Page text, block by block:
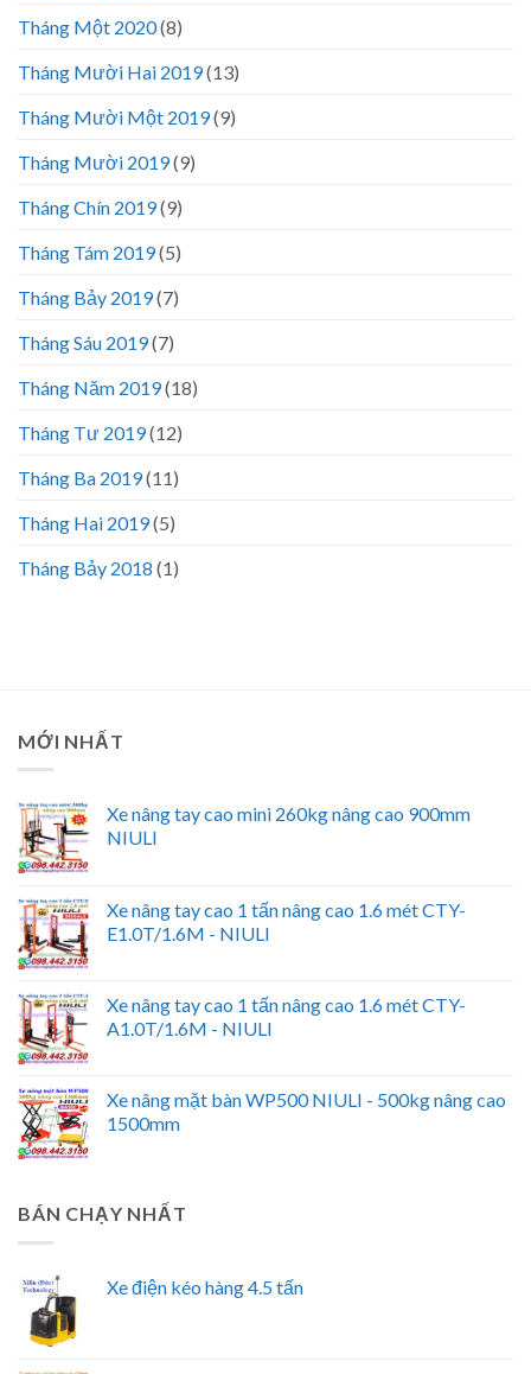
Tháng Một 2020(8)
Tháng Mười Hai 2019(13)
Tháng Mười Một 2019(9)
Tháng Mười 2019(9)
Tháng Chín 2019(9)
Tháng Tám 2019(5)
Tháng Bảy 2019(7)
Tháng Sáu 2019(7)
Tháng Năm 2019(18)
Tháng Tư 2019(12)
Tháng Ba 2019(11)
Tháng Hai 2019(5)
Tháng Bảy 2018 (1)
MỚI NHẤT
Xe nâng tay cao mini 260kg nâng cao 900mm
NIULI
Xe nâng tay cao 1 tấn nâng cao 1.6 mét CTY-
E1.0T/1.6M - NIULI
Xe nâng tay cao 1 tấn nâng cao 1.6 mét CTY-
A1.0T/1.6M - NIULI
Xe nâng mặt bàn WP500 NIULI - 500kg nâng cao
1500mm
BÁN CHẠY NHẤT
Xe điện kéo hàng 4.5 tấn